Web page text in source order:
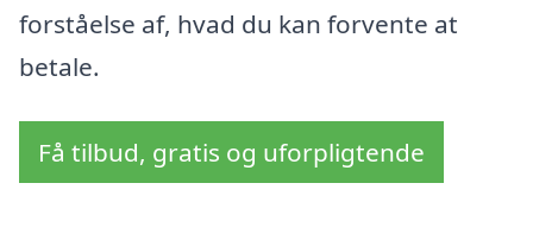
forståelse af, hvad du kan forvente at
betale.
Få tilbud, gratis og uforpligtende